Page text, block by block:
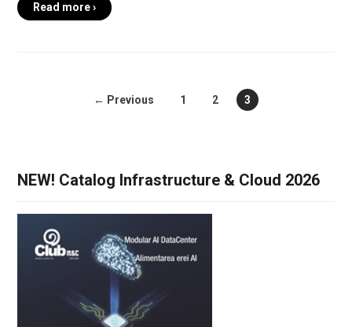
Read more ›
← Previous 1 2 3
NEW! Catalog Infrastructure & Cloud 2026